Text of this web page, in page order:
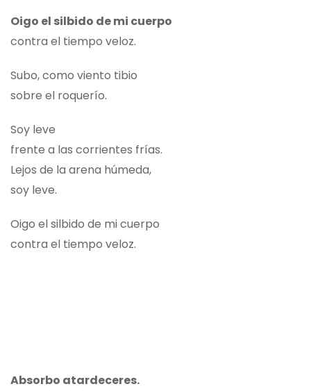
Oigo el silbido de mi cuerpo
contra el tiempo veloz.
Subo, como viento tibio
sobre el roquerío.
Soy leve
frente a las corrientes frías.
Lejos de la arena húmeda,
soy leve.
Oigo el silbido de mi cuerpo
contra el tiempo veloz.
Absorbo atardeceres.